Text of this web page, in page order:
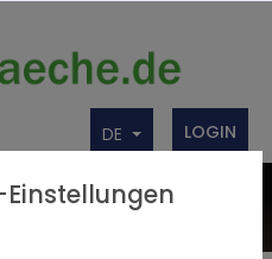
DE LOGIN